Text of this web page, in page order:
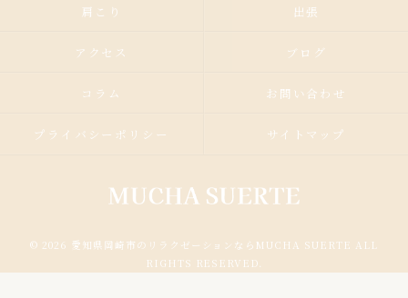
肩こり 出張
アクセス ブログ
コラム お問い合わせ
プライバシーポリシー サイトマップ
© 2026 愛知県岡崎市のリラクゼーションならMUCHA SUERTE ALL
RIGHTS RESERVED.